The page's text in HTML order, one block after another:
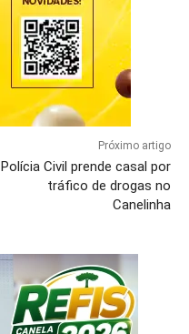
Próximo artigo
Polícia Civil prende casal por
tráfico de drogas no
Canelinha